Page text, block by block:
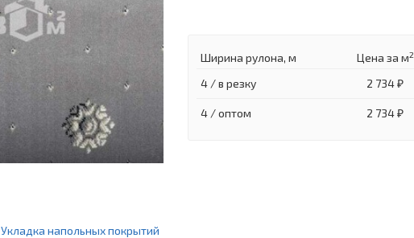
Ширина рулона, м Цена за м2
4 / в резку 2 734 ₽
4 / оптом 2 734 ₽
Укладка напольных покрытий